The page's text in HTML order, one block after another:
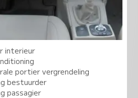
interieur
portier vergrendeling
bestuurder
passagier